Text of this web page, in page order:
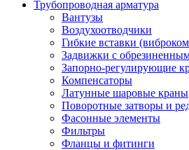
Трубопроводная арматура
Вантузы
Воздухоотводчики
Гибкие вставки
Задвижки с
Запорно-регулирующие
Компенсаторы
Латунные шаровые краны
Поворотные затворы и
Фасонные элементы
Фильтры
Фланцы и фитинги